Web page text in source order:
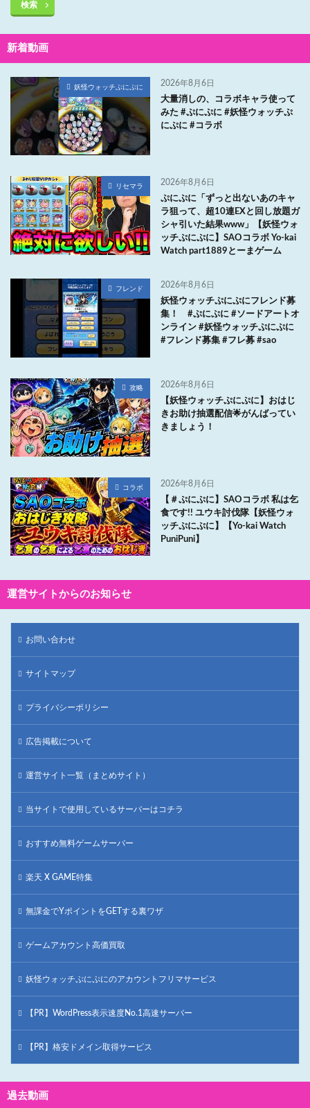
検索
新着動画
妖怪ウォッチぷにぷに 2026年8月6日
大量消しの、コラボキャラ使って
みた #ぷにぷに #妖怪ウォッチぷ
にぷに #コラボ
リセマラ 2026年8月6日
ぷにぷに「ずっと出ないあのキャ
ラ狙って、超10連EXと回し放題ガ
シャ引いた結果www」【妖怪ウォ
ッチぷにぷに】SAOコラボ Yo-kai
Watch part1889とーまゲーム
フレンド 2026年8月6日
妖怪ウォッチぷにぷにフレンド募
集！ #ぷにぷに #ソードアートオ
ンライン #妖怪ウォッチぷにぷに
#フレンド募集 #フレ募 #sao
攻略 2026年8月6日
【妖怪ウォッチぷにぷに】おはじ
きお助け抽選配信🌟がんばってい
きましょう！
コラボ 2026年8月6日
【＃ぷにぷに】SAOコラボ 私は乞
食です!! ユウキ討伐隊【妖怪ウォ
ッチぷにぷに】【Yo-kai Watch
PuniPuni】
運営サイトからのお知らせ
お問い合わせ
サイトマップ
プライバシーポリシー
広告掲載について
運営サイト一覧（まとめサイト）
当サイトで使用しているサーバーはコチラ
おすすめ無料ゲームサーバー
楽天 X GAME特集
無課金でYポイントをGETする裏ワザ
ゲームアカウント高価買取
妖怪ウォッチぷにぷにのアカウントフリマサービス
【PR】WordPress表示速度No.1高速サーバー
【PR】格安ドメイン取得サービス
過去動画